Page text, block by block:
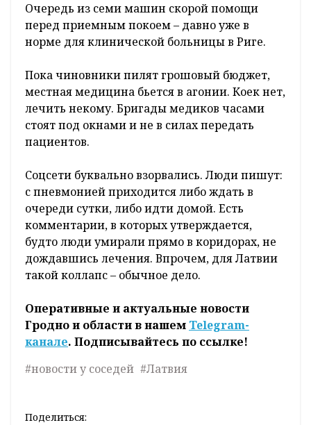
Очередь из семи машин скорой помощи
перед приемным покоем – давно уже в
норме для клинической больницы в Риге.
Пока чиновники пилят грошовый бюджет,
местная медицина бьется в агонии. Коек нет,
лечить некому. Бригады медиков часами
стоят под окнами и не в силах передать
пациентов.
Соцсети буквально взорвались. Люди пишут:
с пневмонией приходится либо ждать в
очереди сутки, либо идти домой. Есть
комментарии, в которых утверждается,
будто люди умирали прямо в коридорах, не
дождавшись лечения. Впрочем, для Латвии
такой коллапс – обычное дело.
Оперативные и актуальные новости
Гродно и области в нашем Telegram-
канале. Подписывайтесь по ссылке!
#новости у соседей #Латвия
Поделиться: